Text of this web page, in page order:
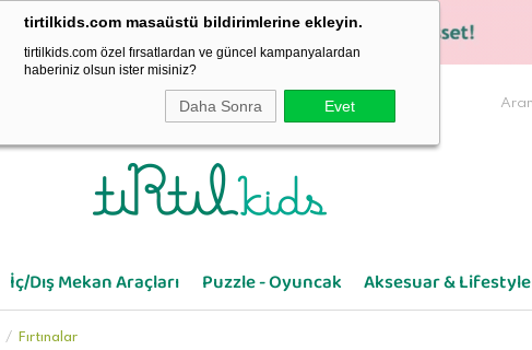
tirtilkids.com masaüstü bildirimlerine ekleyin.
tirtilkids.com özel fırsatlardan ve güncel kampanyalardan
haberiniz olsun ister misiniz?
Daha Sonra Evet
İç/Dış Mekan Araçları Puzzle - Oyuncak Aksesuar & Lifestyle
Fırtınalar